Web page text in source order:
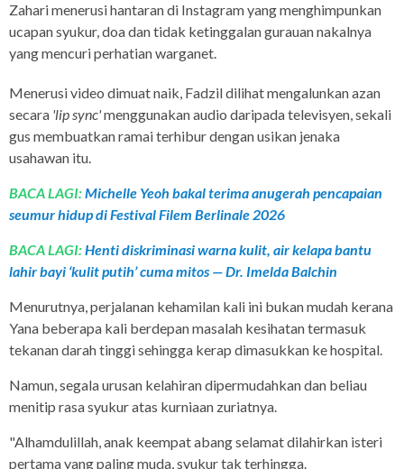
Zahari menerusi hantaran di Instagram yang menghimpunkan
ucapan syukur, doa dan tidak ketinggalan gurauan nakalnya
yang mencuri perhatian warganet.
Menerusi video dimuat naik, Fadzil dilihat mengalunkan azan
secara 'lip sync'menggunakan audio daripada televisyen, sekali
gus membuatkan ramai terhibur dengan usikan jenaka
usahawan itu.
BACA LAGI:Michelle Yeoh bakal terima anugerah pencapaian
seumur hidup di Festival Filem Berlinale 2026
BACA LAGI:Henti diskriminasi warna kulit, air kelapa bantu
lahir bayi ‘kulit putih’ cuma mitos — Dr. Imelda Balchin
Menurutnya, perjalanan kehamilan kali ini bukan mudah kerana
Yana beberapa kali berdepan masalah kesihatan termasuk
tekanan darah tinggi sehingga kerap dimasukkan ke hospital.
Namun, segala urusan kelahiran dipermudahkan dan beliau
menitip rasa syukur atas kurniaan zuriatnya.
"Alhamdulillah, anak keempat abang selamat dilahirkan isteri
pertama yang paling muda, syukur tak terhingga.